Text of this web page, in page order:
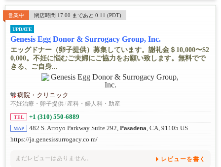
営業中 閉店時間 17:00 まであと 0:11 (PDT)
UPDATE
Genesis Egg Donor & Surrogacy Group, Inc.
エッグドナー（卵子提供）募集しています。謝礼金＄10,000〜$2
0,000。不妊に悩むご夫婦にご協力をお願い致します。無料でで
きる、ご自身...
病院・クリニック
不妊治療・卵子提供/ 産科・婦人科・助産
TEL +1 (310) 550-6889
MAP 482 S. Arroyo Parkway Suite 292, Pasadena , CA, 91105 US
https://ja.genesissurrogacy.co m/
まだレビューはありません。 レビューを書く